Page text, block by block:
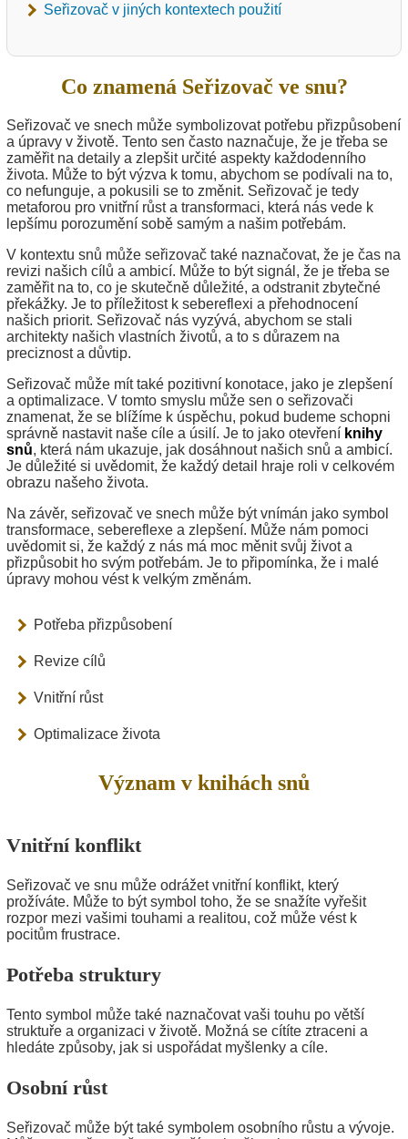
Seřizovač v jiných kontextech použití
Co znamená Seřizovač ve snu?
Seřizovač ve snech může symbolizovat potřebu přizpůsobení
a úpravy v životě. Tento sen často naznačuje, že je třeba se
zaměřit na detaily a zlepšit určité aspekty každodenního
života. Může to být výzva k tomu, abychom se podívali na to,
co nefunguje, a pokusili se to změnit. Seřizovač je tedy
metaforou pro vnitřní růst a transformaci, která nás vede k
lepšímu porozumění sobě samým a našim potřebám.
V kontextu snů může seřizovač také naznačovat, že je čas na
revizi našich cílů a ambicí. Může to být signál, že je třeba se
zaměřit na to, co je skutečně důležité, a odstranit zbytečné
překážky. Je to příležitost k sebereflexi a přehodnocení
našich priorit. Seřizovač nás vyzývá, abychom se stali
architekty našich vlastních životů, a to s důrazem na
preciznost a důvtip.
Seřizovač může mít také pozitivní konotace, jako je zlepšení
a optimalizace. V tomto smyslu může sen o seřizovači
znamenat, že se blížíme k úspěchu, pokud budeme schopni
správně nastavit naše cíle a úsilí. Je to jako otevření knihy
snů, která nám ukazuje, jak dosáhnout našich snů a ambicí.
Je důležité si uvědomit, že každý detail hraje roli v celkovém
obrazu našeho života.
Na závěr, seřizovač ve snech může být vnímán jako symbol
transformace, sebereflexe a zlepšení. Může nám pomoci
uvědomit si, že každý z nás má moc měnit svůj život a
přizpůsobit ho svým potřebám. Je to připomínka, že i malé
úpravy mohou vést k velkým změnám.
Potřeba přizpůsobení
Revize cílů
Vnitřní růst
Optimalizace života
Význam v knihách snů
Vnitřní konflikt
Seřizovač ve snu může odrážet vnitřní konflikt, který
prožíváte. Může to být symbol toho, že se snažíte vyřešit
rozpor mezi vašimi touhami a realitou, což může vést k
pocitům frustrace.
Potřeba struktury
Tento symbol může také naznačovat vaši touhu po větší
struktuře a organizaci v životě. Možná se cítíte ztraceni a
hledáte způsoby, jak si uspořádat myšlenky a cíle.
Osobní růst
Seřizovač může být také symbolem osobního růstu a vývoje.